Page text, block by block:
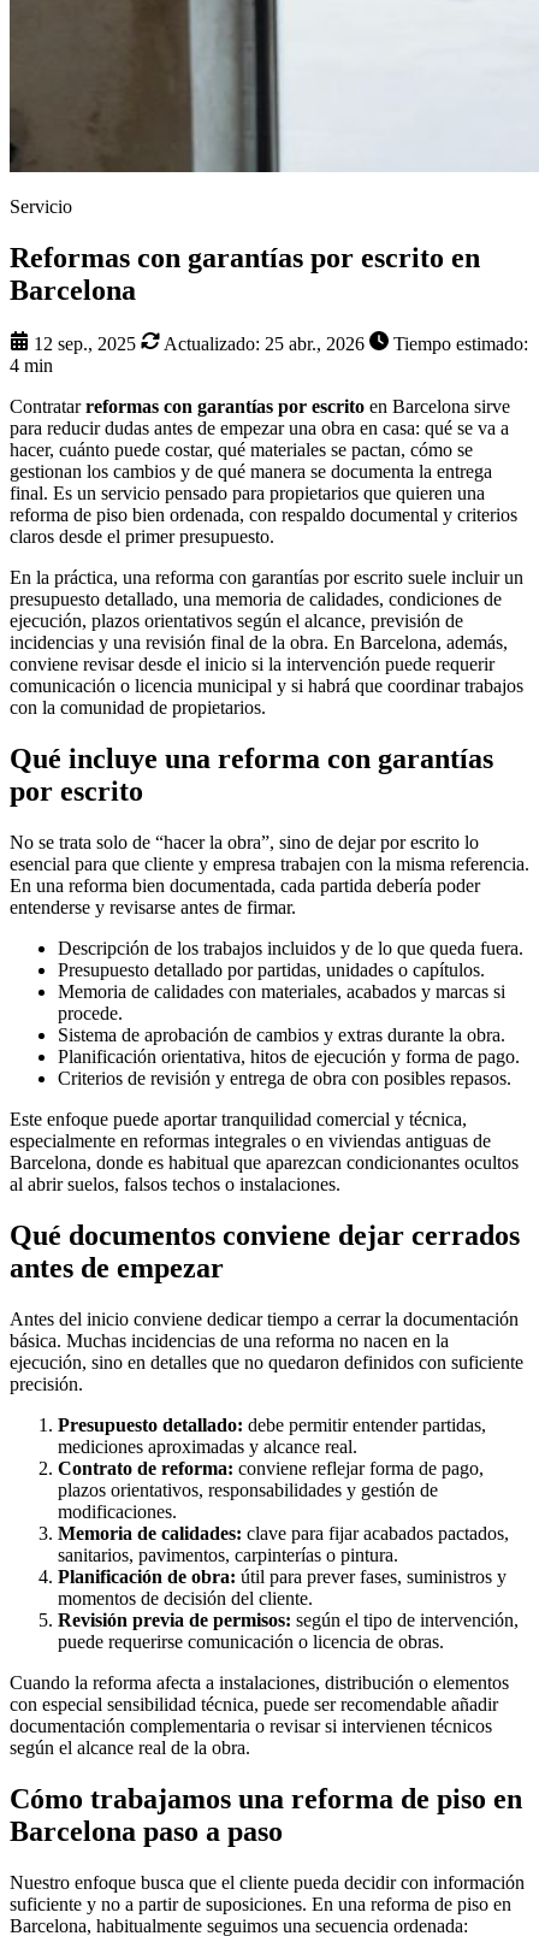
Servicio
Reformas con garantías por escrito en
Barcelona
12 sep., 2025 Actualizado: 25 abr., 2026
Tiempo estimado:
4 min
Contratarreformas con garantías por escrito en Barcelona sirve
para reducir dudas antes de empezar una obra en casa: qué se va a
hacer, cuánto puede costar, qué materiales se pactan, cómo se
gestionan los cambios y de qué manera se documenta la entrega
final. Es un servicio pensado para propietarios que quieren una
reforma de piso bien ordenada, con respaldo documental y criterios
claros desde el primer presupuesto.
En la práctica, una reforma con garantías por escrito suele incluir un
presupuesto detallado, una memoria de calidades, condiciones de
ejecución, plazos orientativos según el alcance, previsión de
incidencias y una revisión final de la obra. En Barcelona, además,
conviene revisar desde el inicio si la intervención puede requerir
comunicación o licencia municipal y si habrá que coordinar trabajos
con la comunidad de propietarios.
Qué incluye una reforma con garantías
por escrito
No se trata solo de “hacer la obra”, sino de dejar por escrito lo
esencial para que cliente y empresa trabajen con la misma referencia.
En una reforma bien documentada, cada partida debería poder
entenderse y revisarse antes de firmar.
Descripción de los trabajos incluidos y de lo que queda fuera.
Presupuesto detallado por partidas, unidades o capítulos.
Memoria de calidades con materiales, acabados y marcas si
procede.
Sistema de aprobación de cambios y extras durante la obra.
Planificación orientativa, hitos de ejecución y forma de pago.
Criterios de revisión y entrega de obra con posibles repasos.
Este enfoque puede aportar tranquilidad comercial y técnica,
especialmente en reformas integrales o en viviendas antiguas de
Barcelona, donde es habitual que aparezcan condicionantes ocultos
al abrir suelos, falsos techos o instalaciones.
Qué documentos conviene dejar cerrados
antes de empezar
Antes del inicio conviene dedicar tiempo a cerrar la documentación
básica. Muchas incidencias de una reforma no nacen en la
ejecución, sino en detalles que no quedaron definidos con suficiente
precisión.
Presupuesto detallado: debe permitir entender partidas,
mediciones aproximadas y alcance real.
Contrato de reforma: conviene reflejar forma de pago,
plazos orientativos, responsabilidades y gestión de
modificaciones.
Memoria de calidades: clave para fijar acabados pactados,
sanitarios, pavimentos, carpinterías o pintura.
Planificación de obra: útil para prever fases, suministros y
momentos de decisión del cliente.
Revisión previa de permisos: según el tipo de intervención,
puede requerirse comunicación o licencia de obras.
Cuando la reforma afecta a instalaciones, distribución o elementos
con especial sensibilidad técnica, puede ser recomendable añadir
documentación complementaria o revisar si intervienen técnicos
según el alcance real de la obra.
Cómo trabajamos una reforma de piso en
Barcelona paso a paso
Nuestro enfoque busca que el cliente pueda decidir con información
suficiente y no a partir de suposiciones. En una reforma de piso en
Barcelona, habitualmente seguimos una secuencia ordenada: